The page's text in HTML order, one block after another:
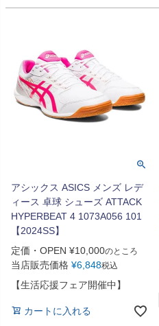
アシックス ASICS メンズ レデ
ィース 卓球 シューズ ATTACK
HYPERBEAT 4 1073A056 101
【2024SS】
定価・OPEN ¥10,000のところ
当店販売価格 ¥6,848税込
【生活応援フェア開催中】
カートに入れる